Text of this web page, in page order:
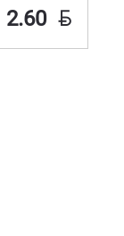
2.60 BYN